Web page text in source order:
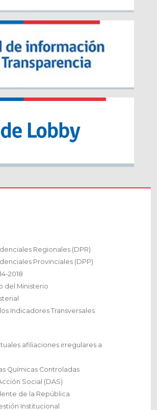
Regionales (DPR)
Provinciales (DPP)
2018
del Ministerio
Indicadores Transversales
afiliaciones irregulares a
Químicas Controladas
Social (DAS)
de la República
Institucional